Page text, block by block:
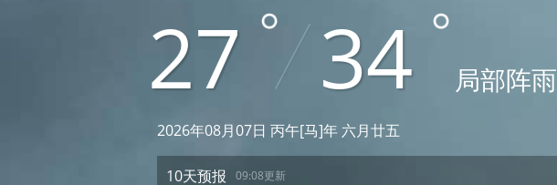
27 34 局部阵雨
2026年08月07日 丙午[马]年 六月廿五
10天预报 09:08更新